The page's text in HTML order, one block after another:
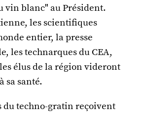
vin blanc" au Président.
les scientifiques
entier, la presse
les technarques du CEA,
élus de la région videront
sa santé.
du techno-gratin reçoivent